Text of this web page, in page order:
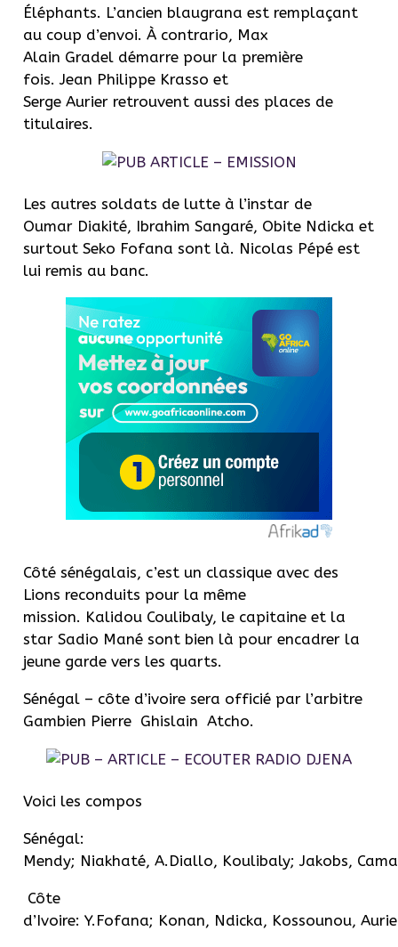
Éléphants. L’ancien blaugrana est remplaçant
au coup d’envoi. À contrario, Max
Alain Gradel démarre pour la première
fois. Jean Philippe Krasso et
Serge Aurier retrouvent aussi des places de
titulaires.
Les autres soldats de lutte à l’instar de
Oumar Diakité, Ibrahim Sangaré, Obite Ndicka et
surtout Seko Fofana sont là. Nicolas Pépé est
lui remis au banc.
Côté sénégalais, c’est un classique avec des
Lions reconduits pour la même
mission. Kalidou Coulibaly, le capitaine et la
star Sadio Mané sont bien là pour encadrer la
jeune garde vers les quarts.
Sénégal – côte d’ivoire sera officié par l’arbitre
Gambien Pierre Ghislain Atcho.
Voici les compos
Sénégal:
Mendy; Niakhaté, A.Diallo, Koulibaly; Jakobs,
Côte
d’Ivoire: Y.Fofana; Konan, Ndicka, Kossounou,